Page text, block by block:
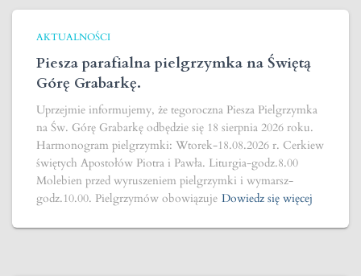
AKTUALNOŚCI
Piesza parafialna pielgrzymka na Świętą
Górę Grabarkę.
Uprzejmie informujemy, że tegoroczna Piesza Pielgrzymka
na Św. Górę Grabarkę odbędzie się 18 sierpnia 2026 roku.
Harmonogram pielgrzymki: Wtorek-18.08.2026 r. Cerkiew
świętych Apostołów Piotra i Pawła. Liturgia-godz.8.00
Molebien przed wyruszeniem pielgrzymki i wymarsz-
godz.10.00. Pielgrzymów obowiązuje Dowiedz się więcej